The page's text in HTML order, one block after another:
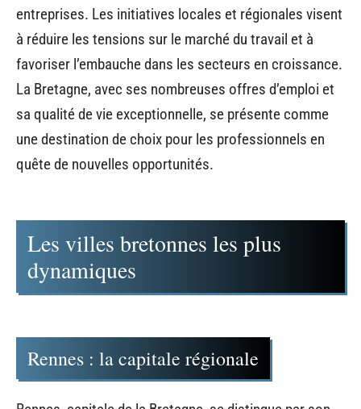
entreprises. Les initiatives locales et régionales visent
à réduire les tensions sur le marché du travail et à
favoriser l’embauche dans les secteurs en croissance.
La Bretagne, avec ses nombreuses offres d’emploi et
sa qualité de vie exceptionnelle, se présente comme
une destination de choix pour les professionnels en
quête de nouvelles opportunités.
Les villes bretonnes les plus
dynamiques
Rennes : la capitale régionale